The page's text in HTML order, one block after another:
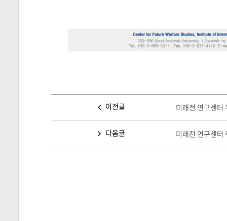
이전글 미래전 연구센터
다음글 미래전 연구센터